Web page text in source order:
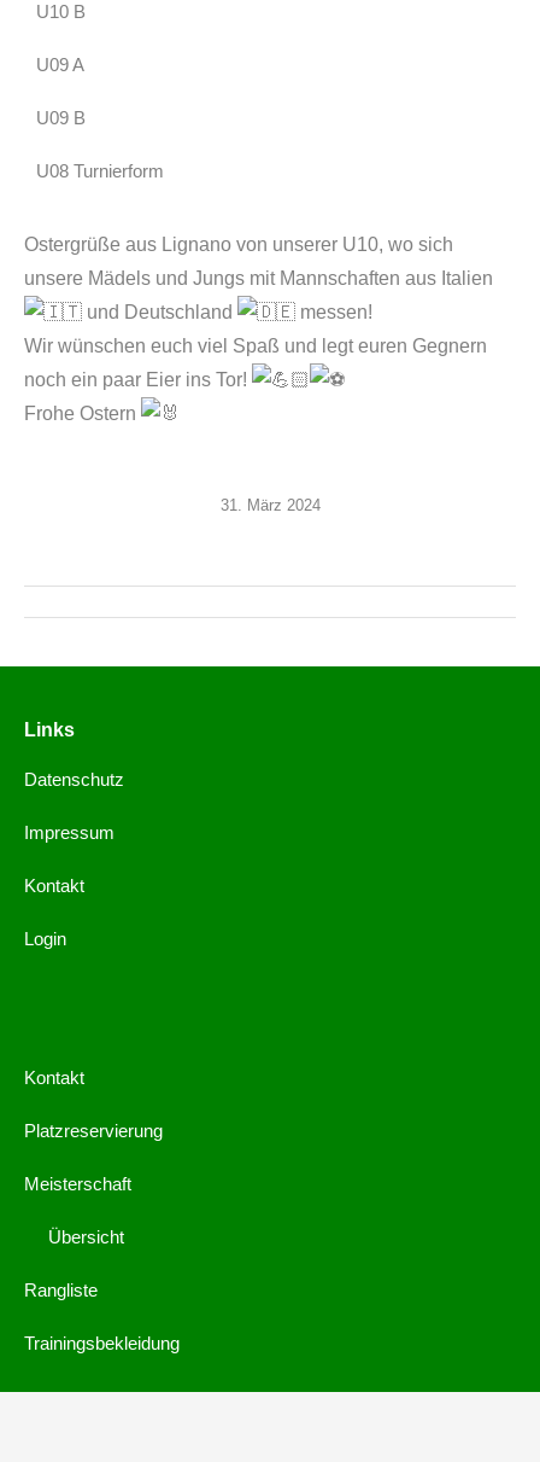
Ostergrüße aus Lignano von unserer U10, wo sich
unsere Mädels und Jungs mit Mannschaften aus Italien
und Deutschland
messen!
Wir wünschen euch viel Spaß und legt euren Gegnern
noch ein paar Eier ins Tor!
Frohe Ostern
31. März 2024
U10 B
U09 A
U09 B
U08 Turnierform
Links
Datenschutz
Impressum
Kontakt
Login
Kontakt
Platzreservierung
Meisterschaft
Übersicht
Rangliste
Trainingsbekleidung